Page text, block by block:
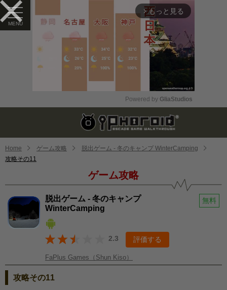
arrow_forward_ios もっと見る
Mute
Powered by GliaStudios
Home ゲーム攻略
脱出ゲーム - 冬のキャンプ WinterCamping
攻略その11
ゲーム攻略
脱出ゲーム - 冬のキャンプ
WinterCamping
無料
2.3 評価する
FaPlus Games（Shun Kiso）
攻略その11